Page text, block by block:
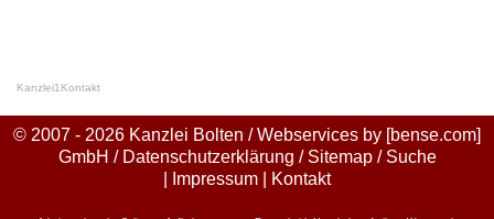
Kanzlei1 Kontakt
© 2007 - 2026 Kanzlei Bolten / Webservices by [bense.com]
GmbH / Datenschutzerklärung / Sitemap/ Suche
Impressum Kontakt